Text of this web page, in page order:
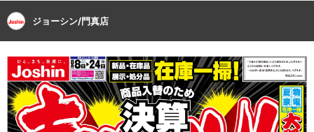
ジョーシン/門真店